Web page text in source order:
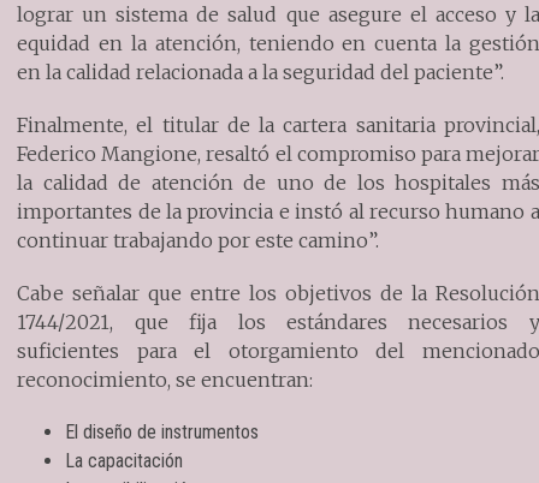
lograr un sistema de salud que asegure el acceso y la
equidad en la atención, teniendo en cuenta la gestión
en la calidad relacionada a la seguridad del paciente”.
Finalmente, el titular de la cartera sanitaria provincial,
Federico Mangione, resaltó el compromiso para mejorar
la calidad de atención de uno de los hospitales más
importantes de la provincia e instó al recurso humano a
continuar trabajando por este camino”.
Cabe señalar que entre los objetivos de la Resolución
1744/2021, que fija los estándares necesarios y
suficientes para el otorgamiento del mencionado
reconocimiento, se encuentran:
El diseño de instrumentos
La capacitación